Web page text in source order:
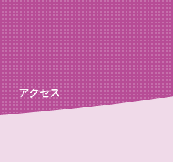
アクセス